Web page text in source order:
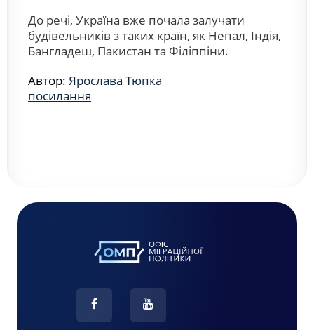
До речі, Україна вже почала залучати
будівельників з таких країн, як Непал, Індія,
Бангладеш, Пакистан та Філіппіни.
Автор: Ярослава Тюпка
посилання